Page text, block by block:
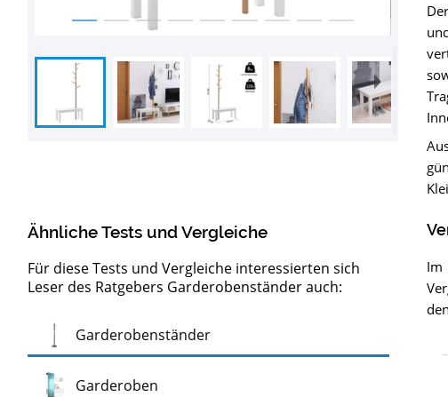
Ähnliche Tests und Vergleiche
Für diese Tests und Vergleiche interessierten sich
Leser des Ratgebers Garderobenständer auch:
GarderobenständerTest
Garderoben
Im
den